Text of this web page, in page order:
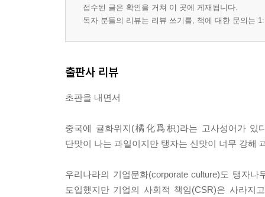
19 글로벌 마케팅 전략의 핵심은 정체성 확보 …115
20 역사와 이슈 …122
21 비전 : 목표와 책임 …128
22 사업 : 제품과 시장 …134
24 조직 : 일과 사람 …146
25 시스템 : 경영도구와 운영 …152
27 신세계그룹의 기업문화 진단 후기 …164
접수된 글은 확인을 거쳐 이 곳에 게재됩니다.
독자 분들의 리뷰는 리뷰 쓰기를, 책에 대한 문의는
출판사 리뷰
초판을 내면서
중국에 귤화위지(橘化爲枳)라는 고사성어가 있
단맛이 나는 과일이지만 탱자는 신맛이 너무 강해
우리나라의 기업문화(corporate culture)도 탱자
도입했지만 기업의 사회적 책임(CSR)은 사라지